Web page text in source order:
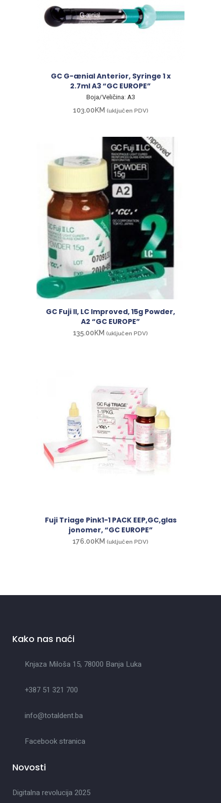
GC G-ænial Anterior, Syringe 1 x
2.7ml A3 “GC EUROPE”
Boja/Veličina: A3
103.00KM (uključen PDV)
GC Fuji II, LC Improved, 15g Powder,
A2 “GC EUROPE”
135.00KM (uključen PDV)
Fuji Triage Pink1-1 PACK EEP,GC,glas
jonomer, “GC EUROPE”
176.00KM (uključen PDV)
Kako nas naći
Knjaza Miloša 15, 78000 Banja Luka
+387 51 321 700
info@totaldent.ba
Facebook stranica
Novosti
Digitalna revolucija 2025